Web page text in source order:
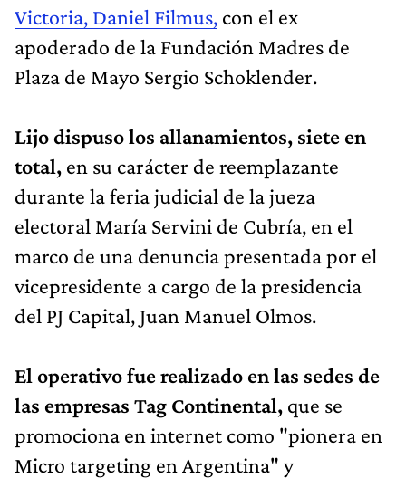
Victoria, Daniel Filmus, con el ex
apoderado de la Fundación Madres de
Plaza de Mayo Sergio Schoklender.
Lijo dispuso los allanamientos, siete en
total, en su carácter de reemplazante
durante la feria judicial de la jueza
electoral María Servini de Cubría, en el
marco de una denuncia presentada por el
vicepresidente a cargo de la presidencia
del PJ Capital, Juan Manuel Olmos.
El operativo fue realizado en las sedes de
las empresas Tag Continental, que se
promociona en internet como "pionera en
Micro targeting en Argentina" y